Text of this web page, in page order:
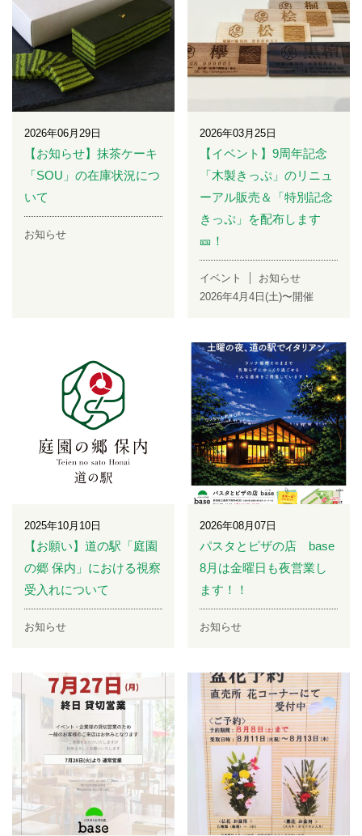
2026年06月29日
【お知らせ】抹茶ケーキ
「SOU」の在庫状況につ
いて
お知らせ
2026年03月25日
【イベント】9周年記念
「木製きっぷ」のリニュ
ーアル販売＆「特別記念
きっぷ」を配布します
🎫！
イベント
お知らせ
2026年4月4日(土)〜開催
2025年10月10日
【お願い】道の駅「庭園
の郷 保内」における視察
受入れについて
お知らせ
2026年08月07日
パスタとピザの店 base
8月は金曜日も夜営業し
ます！！
お知らせ